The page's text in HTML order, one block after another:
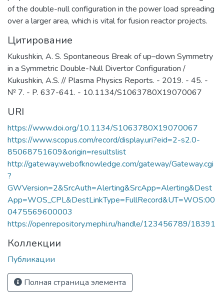
of the double-null configuration in the power load spreading
over a larger area, which is vital for fusion reactor projects.
Цитирование
Kukushkin, A. S. Spontaneous Break of up–down Symmetry
in a Symmetric Double-Null Divertor Configuration /
Kukushkin, A.S. // Plasma Physics Reports. - 2019. - 45. -
№ 7. - P. 637-641. - 10.1134/S1063780X19070067
URI
https://www.doi.org/10.1134/S1063780X19070067
https://www.scopus.com/record/display.uri?eid=2-s2.0-
85068751609&origin=resultslist
http://gateway.webofknowledge.com/gateway/Gateway.cgi
?
GWVersion=2&SrcAuth=Alerting&SrcApp=Alerting&Dest
App=WOS_CPL&DestLinkType=FullRecord&UT=WOS:00
0475569600003
https://openrepository.mephi.ru/handle/123456789/18391
Коллекции
Публикации
Полная страница элемента